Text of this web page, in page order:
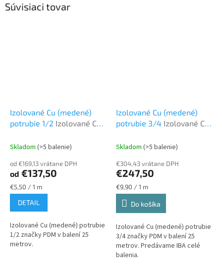
Súvisiaci tovar
Izolované Cu (medené)
potrubie 1/2 Izolované CU
Skladom (>5 balenie)
od €169,13 vrátane DPH
od €137,50
Jednotková
cena:
€5,50 / 1 m
DETAIL
Izolované Cu (medené) potrubie
1/2 značky PDM v balení 25
metrov.
Izolované Cu (medené)
potrubie 3/4 Izolované CU
Skladom (>5 balenie)
€304,43 vrátane DPH
€247,50
Jednotková
cena:
€9,90 / 1 m
Do košíka
Izolované Cu (medené) potrubie
3/4 značky PDM v balení 25
metrov. Predávame IBA celé
balenia.